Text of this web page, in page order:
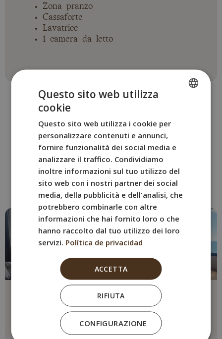
Zona pranzo
Cassaforte
Lavatrice
1 camera da letto
Prenota la stanza di BYPILLOW
Cap Sa Sal
che si adatta meglio a te
Apartamento 88
Max. 2 persone
1 letto matrimoniale
Vedi di più
Appartamento con 2
Camere da Letto e
Vista Mare (Rosa)
Max. 4 persone
1 letto matrimoniale + 2
ENGLISH
GERMAN
Questo sito web utilizza
cookie
Questo sito web utilizza i cookie per
personalizzare contenuti e annunci,
fornire funzionalità dei social media e
analizzare il traffico. Condividiamo
inoltre informazioni sul tuo utilizzo del
sito web con i nostri partner dei social
media, della pubblicità e dell'analisi, che
potrebbero combinarle con altre
informazioni che hai fornito loro o che
hanno raccolto dal tuo utilizzo dei loro
servizi. Política de privacidad
ACCETTA
RIFIUTA
CONFIGURAZIONE